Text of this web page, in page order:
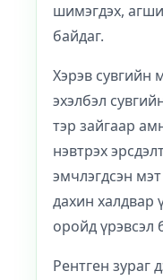
шимэгдэх,
байдаг.
Хэрэв сувгийн
эхэлбэл
тэр зайгаар
нэвтрэх
эмчлэгдсэн
дахин халдвар
оройд үрэвсэл
Рентген зураг